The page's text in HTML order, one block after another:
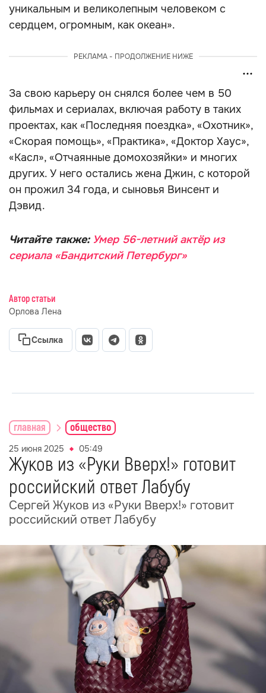
уникальным и великолепным человеком с
сердцем, огромным, как океан».
РЕКЛАМА - ПРОДОЛЖЕНИЕ НИЖЕ
За свою карьеру он снялся более чем в 50
фильмах и сериалах, включая работу в таких
проектах, как «Последняя поездка», «Охотник»,
«Скорая помощь», «Практика», «Доктор Хаус»,
«Касл», «Отчаянные домохозяйки» и многих
других. У него остались жена Джин, с которой
он прожил 34 года, и сыновья Винсент и
Дэвид.
Читайте также: Умер 56-летний актёр из
сериала «Бандитский Петербург»
Автор статьи
Орлова Лена
Ссылка
главная общество
25 июня 2025 05:49
Жуков из «Руки Вверх!» готовит
российский ответ Лабубу
Сергей Жуков из «Руки Вверх!» готовит
российский ответ Лабубу